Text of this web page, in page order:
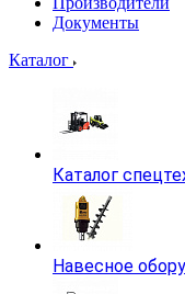
Документы
Каталог
Каталог
Навесное